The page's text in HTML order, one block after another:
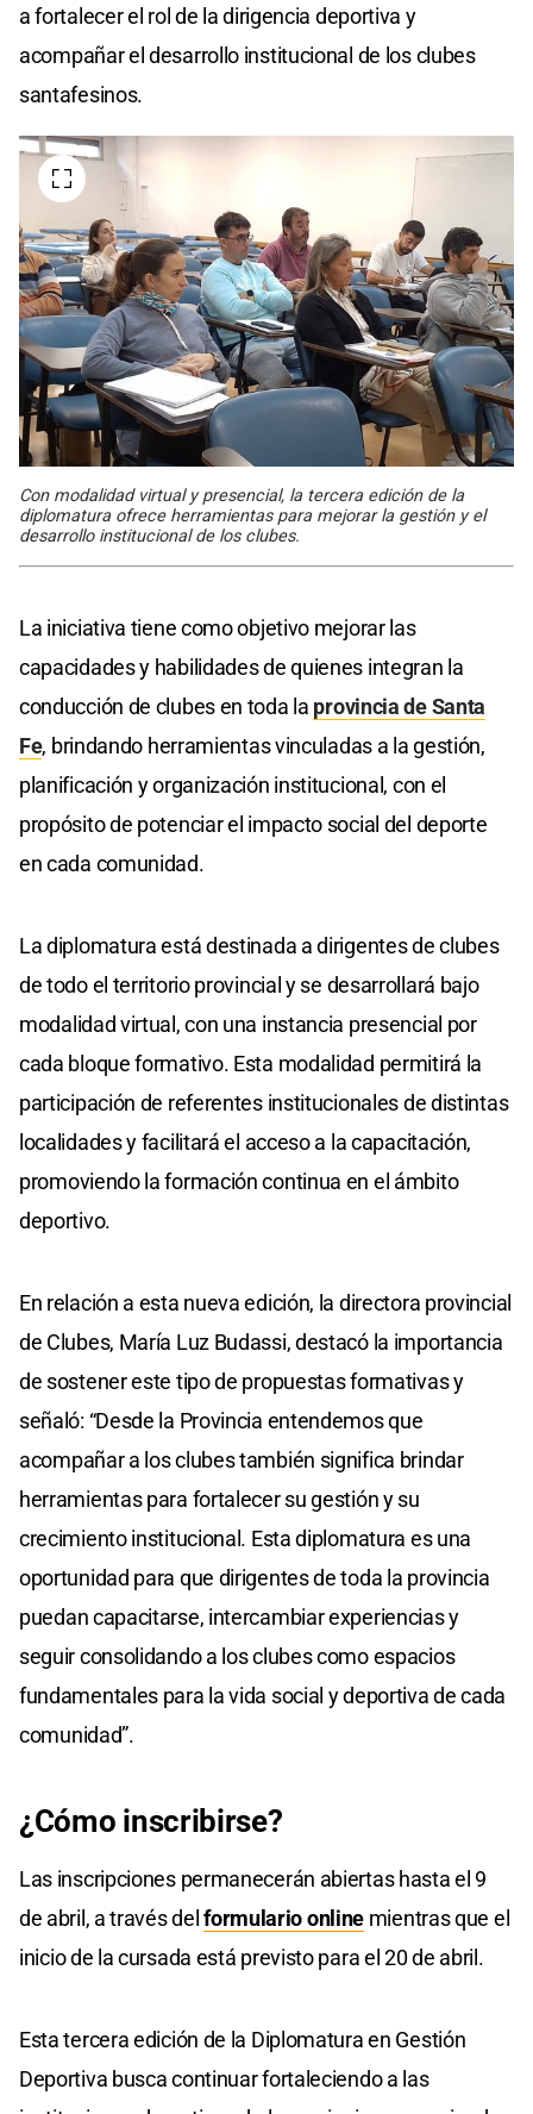
a fortalecer el rol de la dirigencia deportiva y
acompañar el desarrollo institucional de los clubes
santafesinos.
Con modalidad virtual y presencial, la tercera edición de la
diplomatura ofrece herramientas para mejorar la gestión y el
desarrollo institucional de los clubes.
La iniciativa tiene como objetivo mejorar las
capacidades y habilidades de quienes integran la
conducción de clubes en toda la provincia de Santa
Fe, brindando herramientas vinculadas a la gestión,
planificación y organización institucional, con el
propósito de potenciar el impacto social del deporte
en cada comunidad.
La diplomatura está destinada a dirigentes de clubes
de todo el territorio provincial y se desarrollará bajo
modalidad virtual, con una instancia presencial por
cada bloque formativo. Esta modalidad permitirá la
participación de referentes institucionales de distintas
localidades y facilitará el acceso a la capacitación,
promoviendo la formación continua en el ámbito
deportivo.
En relación a esta nueva edición, la directora provincial
de Clubes, María Luz Budassi, destacó la importancia
de sostener este tipo de propuestas formativas y
señaló: “Desde la Provincia entendemos que
acompañar a los clubes también significa brindar
herramientas para fortalecer su gestión y su
crecimiento institucional. Esta diplomatura es una
oportunidad para que dirigentes de toda la provincia
puedan capacitarse, intercambiar experiencias y
seguir consolidando a los clubes como espacios
fundamentales para la vida social y deportiva de cada
comunidad”.
¿Cómo inscribirse?
Las inscripciones permanecerán abiertas hasta el 9
de abril, a través delformulario online mientras que el
inicio de la cursada está previsto para el 20 de abril.
Esta tercera edición de la Diplomatura en Gestión
Deportiva busca continuar fortaleciendo a las